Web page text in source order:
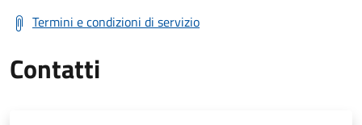
Termini e condizioni di servizio
Contatti